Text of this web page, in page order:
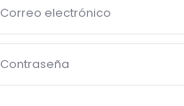
Correo electrónico
Contraseña